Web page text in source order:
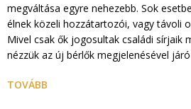
megváltása egyre nehezebb. Sok
élnek közeli hozzátartozói, vagy távoli
Mivel csak ők jogosultak családi sírjaik
nézzük az új bérlők megjelenésével
TOVÁBB